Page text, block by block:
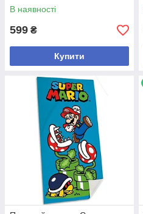
В наявності
599 ₴
Купити